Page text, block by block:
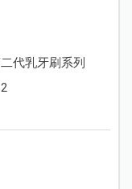
代乳牙刷系列